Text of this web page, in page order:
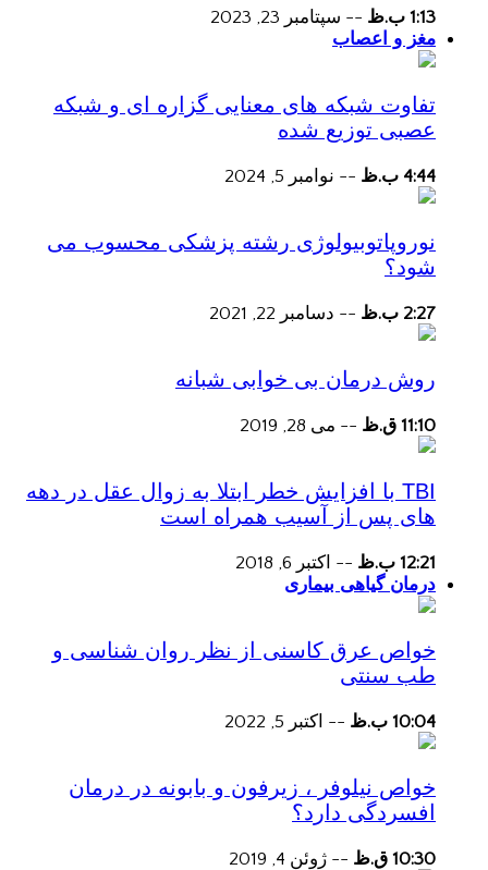
1:13 ب.ظ -- سپتامبر 23, 2023
مغز و اعصاب
تفاوت شبکه های معنایی گزاره ای و شبکه
عصبی توزیع شده
4:44 ب.ظ -- نوامبر 5, 2024
نوروپاتوبیولوژی رشته پزشکی محسوب می
شود؟
2:27 ب.ظ -- دسامبر 22, 2021
روش درمان بی خوابی شبانه
11:10 ق.ظ -- می 28, 2019
TBI با افزایش خطر ابتلا به زوال عقل در دهه
های پس از آسیب همراه است
12:21 ب.ظ -- اکتبر 6, 2018
درمان گیاهی بیماری
خواص عرق کاسنی از نظر روان شناسی و
طب سنتی
10:04 ب.ظ -- اکتبر 5, 2022
خواص نیلوفر ، زیرفون و بابونه در درمان
افسردگی دارد؟
10:30 ق.ظ -- ژوئن 4, 2019